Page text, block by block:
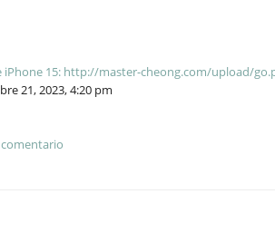
iPhone 15: http://master-cheong.com/upload/
21, 2023, 4:20 pm